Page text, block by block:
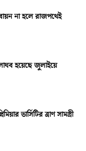
না হলে রাজপথেই
লাঘব হয়েছে জুলাইয়ে
ভার্সিটির ত্রাণ সামগ্রী